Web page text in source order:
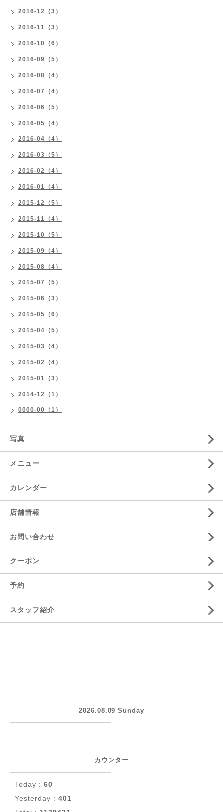
2016-12（3）
2016-11（3）
2016-10（6）
2016-09（5）
2016-08（4）
2016-07（4）
2016-06（5）
2016-05（4）
2016-04（4）
2016-03（5）
2016-02（4）
2016-01（4）
2015-12（5）
2015-11（4）
2015-10（5）
2015-09（4）
2015-08（4）
2015-07（5）
2015-06（3）
2015-05（6）
2015-04（5）
2015-03（4）
2015-02（4）
2015-01（3）
2014-12（1）
0000-00（1）
写真
メニュー
カレンダー
店舗情報
お問い合わせ
クーポン
予約
スタッフ紹介
2026.08.09 Sunday
カウンター
Today : 60
Yesterday : 401